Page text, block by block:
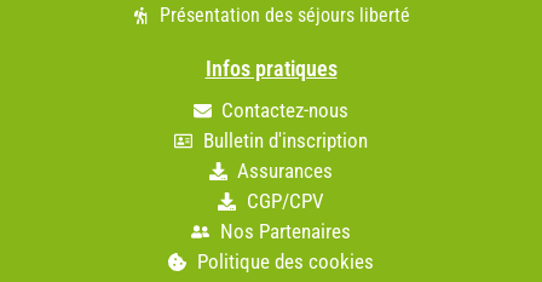
Présentation des séjours liberté
Infos pratiques
Contactez-nous
Bulletin d'inscription
Assurances
CGP/CPV
Nos Partenaires
Politique des cookies